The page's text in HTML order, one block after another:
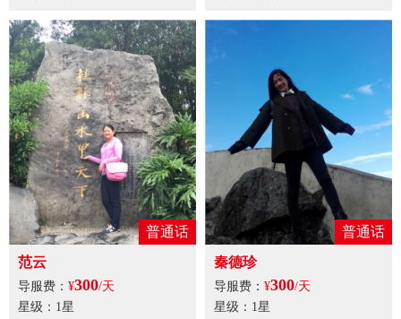
普通话
范云
导服费： ¥300/天
星级：1星
普通话
秦德珍
导服费： ¥300/天
星级：1星